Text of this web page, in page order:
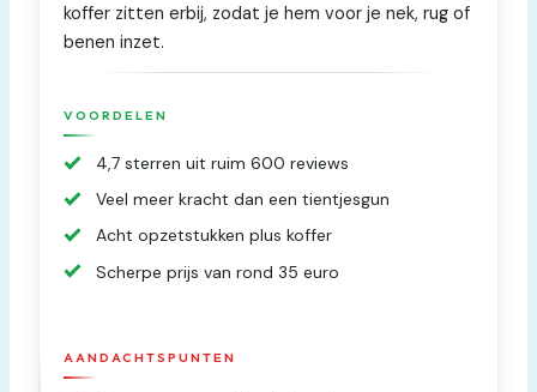
koffer zitten erbij, zodat je hem voor je nek, rug of
benen inzet.
VOORDELEN
4,7 sterren uit ruim 600 reviews
Veel meer kracht dan een tientjesgun
Acht opzetstukken plus koffer
Scherpe prijs van rond 35 euro
AANDACHTSPUNTEN